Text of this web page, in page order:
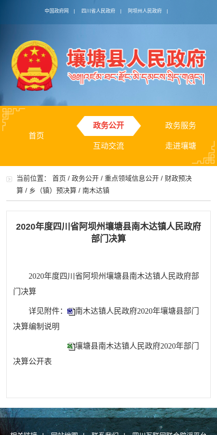
中国政府网 | 四川省人民政府 | 阿坝州人民政府 |
首页
政务公开 政务服务
互动交流 走进壤塘
当前位置：首页 /政务公开 /重点领域信息公开 / 财政预决
算 / 乡（镇）预决算 /南木达镇
2020年度四川省阿坝州壤塘县南木达镇人民政府
部门决算
2020年度四川省阿坝州壤塘县南木达镇人民政府部
门决算
详见附件：
南木达镇人民政府2020年壤塘县部门
决算编制说明
壤塘县南木达镇人民政府2020年部门
决算公开表